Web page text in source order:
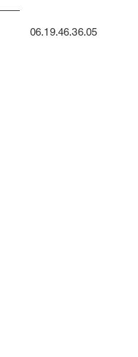
06.19.46.36.05